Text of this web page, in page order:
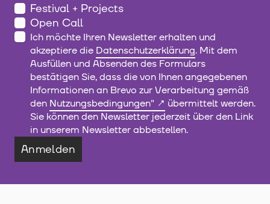
Festival + Projects
Open Call
Ich möchte Ihren Newsletter erhalten und
akzeptiere die Datenschutzerklärung. Mit dem
Ausfüllen und Absenden des Formulars
bestätigen Sie, dass die von Ihnen angegebenen
Informationen an Brevo zur Verarbeitung gemäß
den Nutzungsbedingungen"
übermittelt werden.
Sie können den Newsletter jederzeit über den Link
in unserem Newsletter abbestellen.
Anmelden